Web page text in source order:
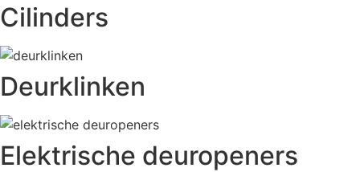
Cilinders
Deurklinken
Elektrische deuropeners